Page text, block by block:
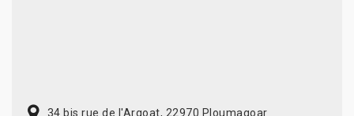
34 bis rue de l'Argoat, 22970 Ploumagoar